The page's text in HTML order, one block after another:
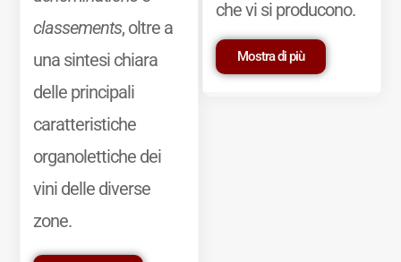
classements, oltre a
una sintesi chiara
delle principali
caratteristiche
organolettiche dei
vini delle diverse
zone.
che vi si producono.
Mostra di più